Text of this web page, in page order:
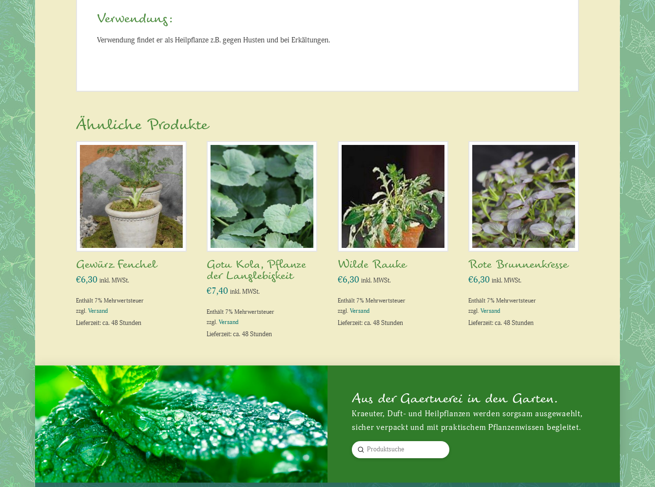
Verwendung:
Verwendung findet er als Heilpflanze z.B. gegen Husten und bei Erkältungen.
Ähnliche Produkte
Gewürz Fenchel
€6,30 inkl. MWSt.
Enthält 7% Mehrwertsteuer
zzgl. Versand
Lieferzeit: ca. 48 Stunden
Gotu Kola, Pflanze
der Langlebigkeit
€7,40 inkl. MWSt.
Enthält 7% Mehrwertsteuer
zzgl.Versand
Lieferzeit: ca. 48 Stunden
Wilde Rauke
€6,30 inkl. MWSt.
Enthält 7% Mehrwertsteuer
zzgl. Versand
Lieferzeit: ca. 48 Stunden
Rote Brunnenkresse
€6,30 inkl. MWSt.
Enthält 7% Mehrwertsteuer
zzgl. Versand
Lieferzeit: ca. 48 Stunden
Aus der Gaertnerei in den Garten.
Kraeuter, Duft- und Heilpflanzen werden sorgsam ausgewaehlt,
sicher verpackt und mit praktischem Pflanzenwissen begleitet.
Search
Submit